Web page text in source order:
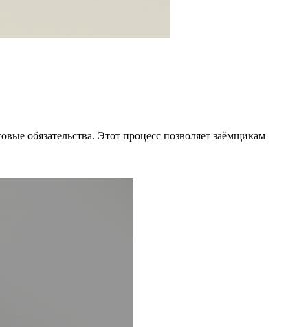
обязательства. Этот процесс позволяет заёмщикам